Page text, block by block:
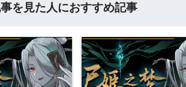
を見た人におすすめ記事